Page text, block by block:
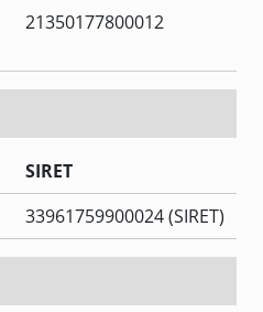
21350177800012
SIRET
33961759900024 (SIRET)